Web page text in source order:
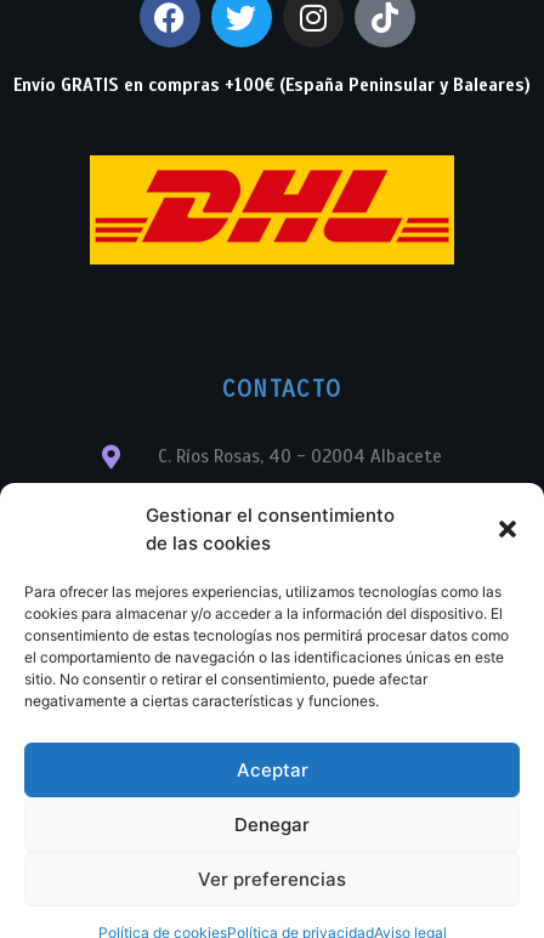
Gestionar el consentimiento
de las cookies
Para ofrecer las mejores experiencias, utilizamos tecnologías como las
cookies para almacenar y/o acceder a la información del dispositivo. El
consentimiento de estas tecnologías nos permitirá procesar datos como
el comportamiento de navegación o las identificaciones únicas en este
sitio. No consentir o retirar el consentimiento, puede afectar
negativamente a ciertas características y funciones.
Aceptar
Denegar
Ver preferencias
Política de cookiesPolítica de privacidadAviso legal
Envío GRATIS en compras +100€ (España Peninsular y Baleares)
CONTACTO
C. Ríos Rosas, 40 - 02004 Albacete
info@librerialegend.com
+34 600 875 604
+34 967 74 17 07
© Copyright – Libreria Legend – Web diseñada por